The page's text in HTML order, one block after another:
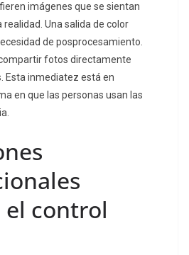
imágenes que se sientan
Una salida de color
de posprocesamiento.
fotos directamente
Esta inmediatez está en
en que las personas usan las
control